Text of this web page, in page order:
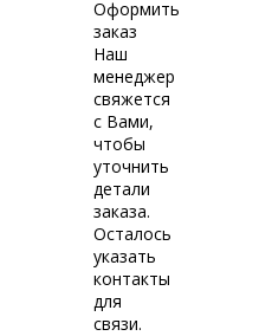
Оформить
заказ
Наш
менеджер
свяжется
с Вами,
чтобы
уточнить
детали
заказа.
Осталось
указать
контакты
для
связи.